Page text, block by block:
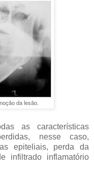
da lesão.
as características
nesse caso,
epiteliais, perda da
infiltrado inflamatório